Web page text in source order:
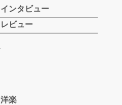
インタビュー
レビュー
洋楽